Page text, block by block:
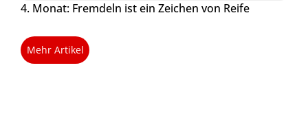
4. Monat: Fremdeln ist ein Zeichen von Reife
Mehr Artikel